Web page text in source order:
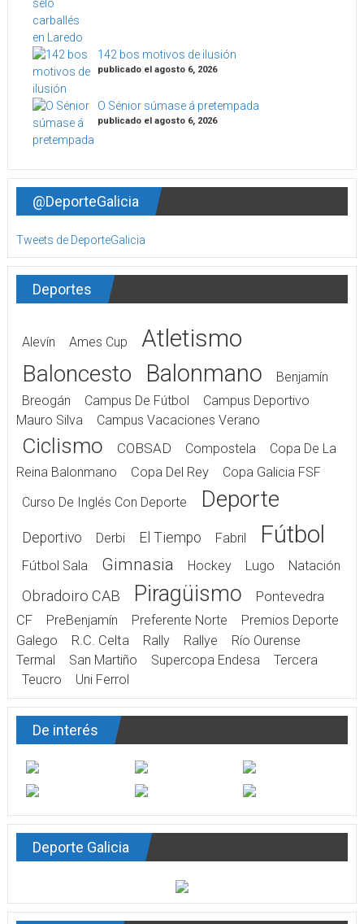
142 bos motivos de ilusión
publicado el agosto 6, 2026
O Sénior súmase á pretempada
publicado el agosto 6, 2026
@DeporteGalicia
Tweets de DeporteGalicia
Deportes
Alevín Ames Cup Atletismo
Baloncesto Balonmano
Benjamín
Breogán
Campus De Fútbol
Campus Deportivo
Mauro Silva
Campus Vacaciones Verano
Ciclismo COBSAD Compostela
Copa De La
Reina Balonmano
Copa Del Rey
Copa Galicia FSF
Curso De Inglés Con Deporte
Deporte
Deportivo Derbi El Tiempo Fabril Fútbol
Fútbol Sala Gimnasia Hockey Lugo Natación
Obradoiro CAB Piragüismo
Pontevedra
CF
PreBenjamín Preferente Norte
Premios Deporte
Galego
R.C. Celta Rally Rallye
Río Ourense
Termal
San Martiño Supercopa Endesa
Tercera
Teucro
Uni Ferrol
De interés
Deporte Galicia